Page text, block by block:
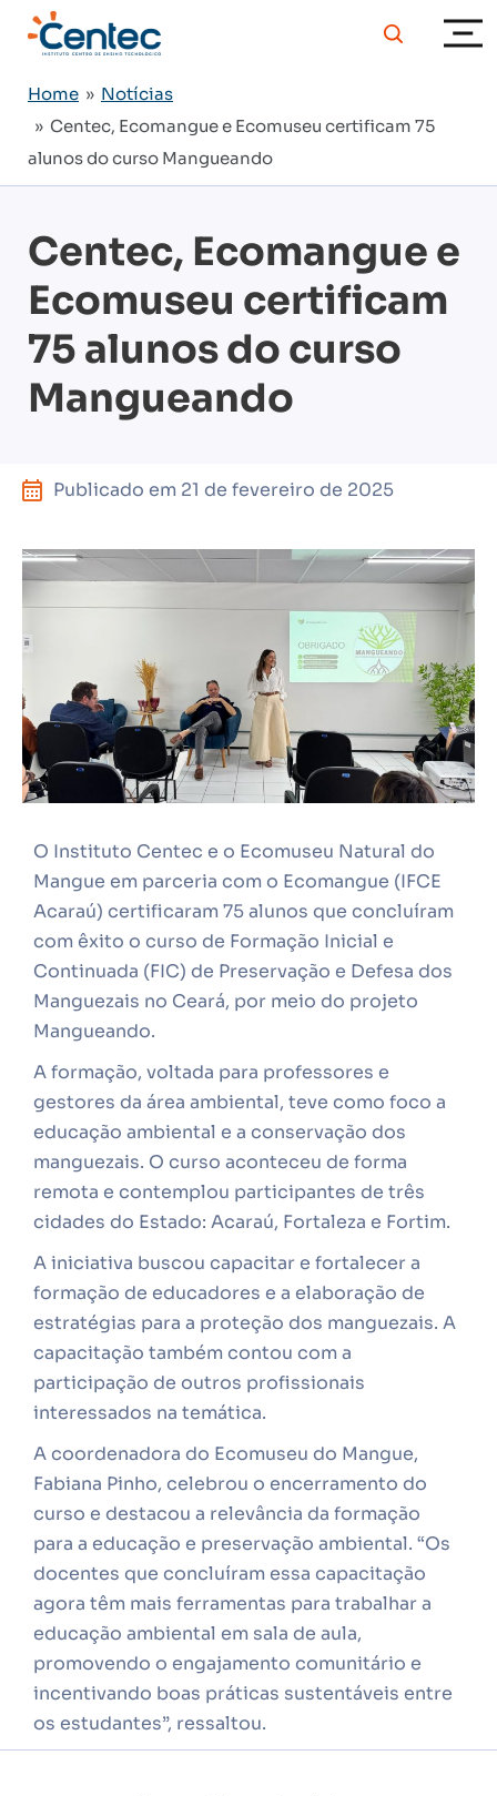
Home » Notícias
» Centec, Ecomangue e Ecomuseu certificam 75
alunos do curso Mangueando
Centec, Ecomangue e
Ecomuseu certificam
75 alunos do curso
Mangueando
Publicado em 21 de fevereiro de 2025
O Instituto Centec e o Ecomuseu Natural do
Mangue em parceria com o Ecomangue (IFCE
Acaraú) certificaram 75 alunos que concluíram
com êxito o curso de Formação Inicial e
Continuada (FIC) de Preservação e Defesa dos
Manguezais no Ceará, por meio do projeto
Mangueando.
A formação, voltada para professores e
gestores da área ambiental, teve como foco a
educação ambiental e a conservação dos
manguezais. O curso aconteceu de forma
remota e contemplou participantes de três
cidades do Estado: Acaraú, Fortaleza e Fortim.
A iniciativa buscou capacitar e fortalecer a
formação de educadores e a elaboração de
estratégias para a proteção dos manguezais. A
capacitação também contou com a
participação de outros profissionais
interessados na temática.
A coordenadora do Ecomuseu do Mangue,
Fabiana Pinho, celebrou o encerramento do
curso e destacou a relevância da formação
para a educação e preservação ambiental. “Os
docentes que concluíram essa capacitação
agora têm mais ferramentas para trabalhar a
educação ambiental em sala de aula,
promovendo o engajamento comunitário e
incentivando boas práticas sustentáveis entre
os estudantes”, ressaltou.